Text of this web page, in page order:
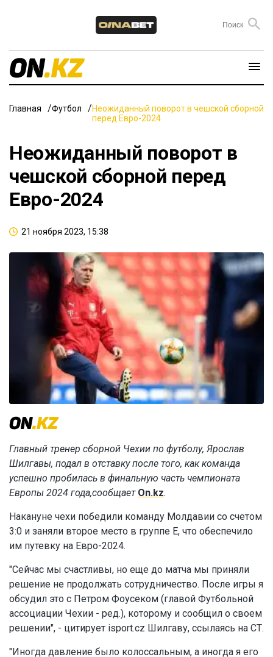
Главная Футбол
Неожиданный поворот в чешской сборной
перед Евро-2024
Неожиданный поворот в
чешской сборной перед
Евро-2024
21 ноября 2023, 15:38
Главный тренер сборной Чехии по футболу, Ярослав
Шилгавы, подал в отставку после того, как команда
успешно пробилась в финальную часть чемпионата
Европы 2024 года,сообщает On.kz.
Накануне чехи победили команду Молдавии со счетом
3:0 и заняли второе место в группе E, что обеспечило
им путевку на Евро-2024.
"Сейчас мы счастливы, но еще до матча мы приняли
решение не продолжать сотрудничество. После игры я
обсудил это с Петром Фоусеком (главой Футбольной
ассоциации Чехии - ред.), которому и сообщил о своем
решении", - цитирует isport.cz Шилгаву, ссылаясь на СТ.
"Иногда давление было колоссальным, а иногда я его